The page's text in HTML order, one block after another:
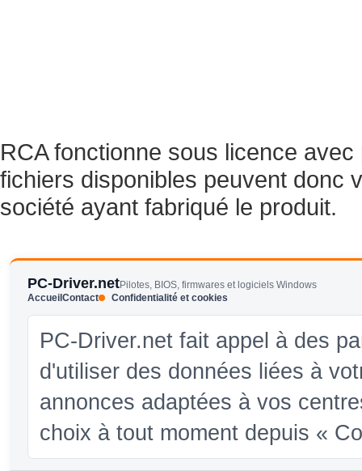
RCA fonctionne sous licence
fichiers disponibles peuvent donc
société ayant fabriqué le produit.
PC-Driver.netPilotes, BIOS, firmwares et logiciels Windows
AccueilContact Confidentialité et cookies
PC-Driver.net fait appel à des
d'utiliser des données liées à
annonces adaptées à vos
choix à tout moment depuis «